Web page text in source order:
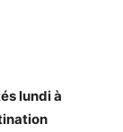
lundi à